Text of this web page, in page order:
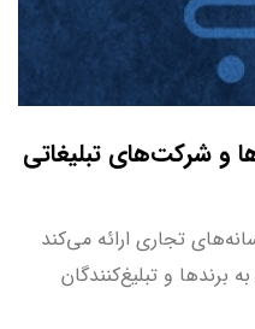
و شرکت‌های تبلیغاتی
تجاری ارائه می‌کند
که با مشارکت Affinity Solutions به برندها و تبلیغ‌کنندگان